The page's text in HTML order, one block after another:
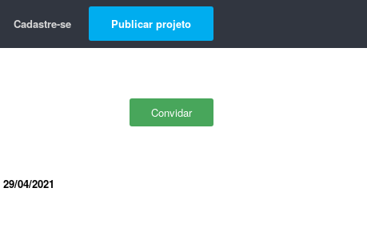
Cadastre-se Publicar projeto
Convidar
29/04/2021